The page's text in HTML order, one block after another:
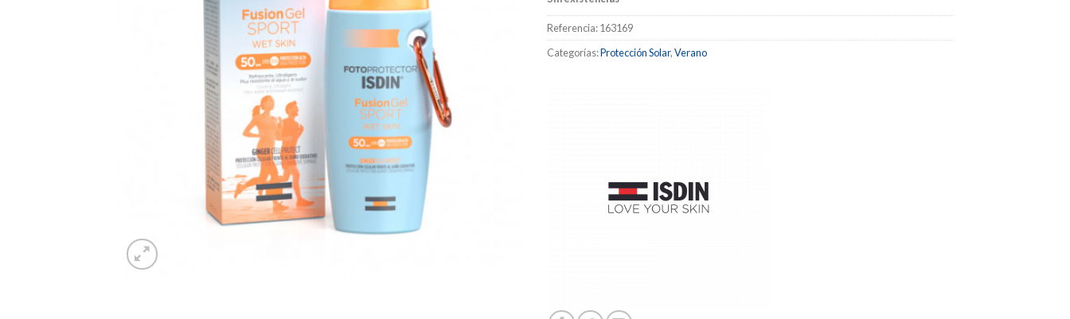
Referencia:163169
Categorías:Protección Solar,Verano